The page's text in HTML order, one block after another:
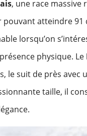
, une race massive
pouvant atteindre 91
lorsqu’on
physique. Le
le suit de près avec
taille, il